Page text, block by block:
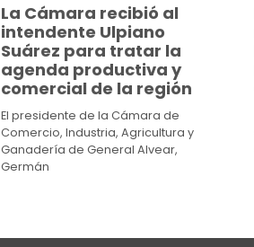
La Cámara recibió al
intendente Ulpiano
Suárez para tratar la
agenda productiva y
comercial de la región
El presidente de la Cámara de
Comercio, Industria, Agricultura y
Ganadería de General Alvear,
Germán